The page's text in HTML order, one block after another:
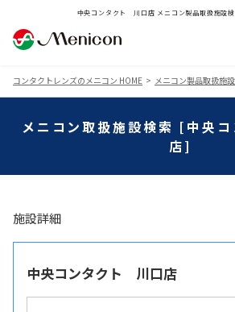
中央コンタクト 川口店 メニコン製品取扱施設
コンタクトレンズのメニコン HOME メニコン製品取扱施
メニコン取扱施設検索 [中央
店]
施設詳細
中央コンタクト 川口店